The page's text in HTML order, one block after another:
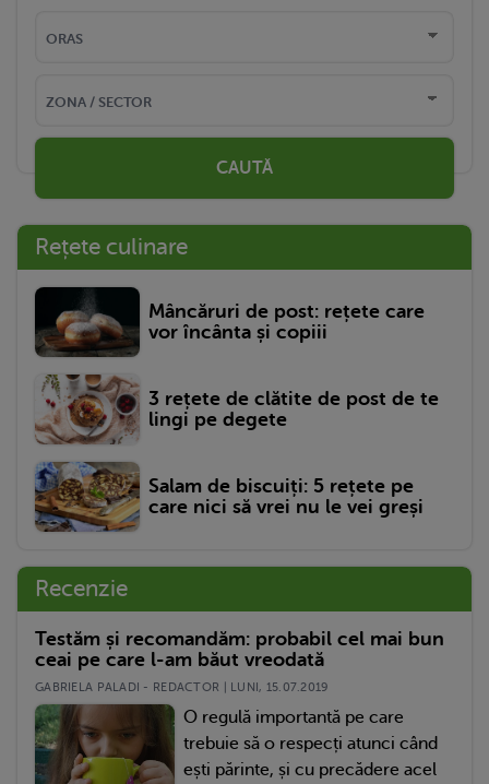
CAUTĂ
Rețete culinare
Mâncăruri de post: rețete care
vor încânta și copiii
3 rețete de clătite de post de te
lingi pe degete
Salam de biscuiți: 5 rețete pe
care nici să vrei nu le vei greși
Recenzie
Testăm și recomandăm: probabil cel mai bun
ceai pe care l-am băut vreodată
GABRIELA PALADI - REDACTOR | LUNI, 15.07.2019
O regulă importantă pe care
trebuie să o respecți atunci când
ești părinte, și cu precădere acel